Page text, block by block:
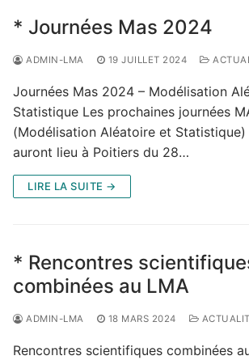
* Journées Mas 2024
ADMIN-LMA 19 JUILLET 2024
Journées Mas 2024 – Modélisation
Statistique Les prochaines journées
(Modélisation Aléatoire et Statistique)
auront lieu à Poitiers du 28…
LIRE LA SUITE →
* Rencontres
combinées au LMA
ADMIN-LMA 18 MARS 2024
Rencontres scientifiques combinées